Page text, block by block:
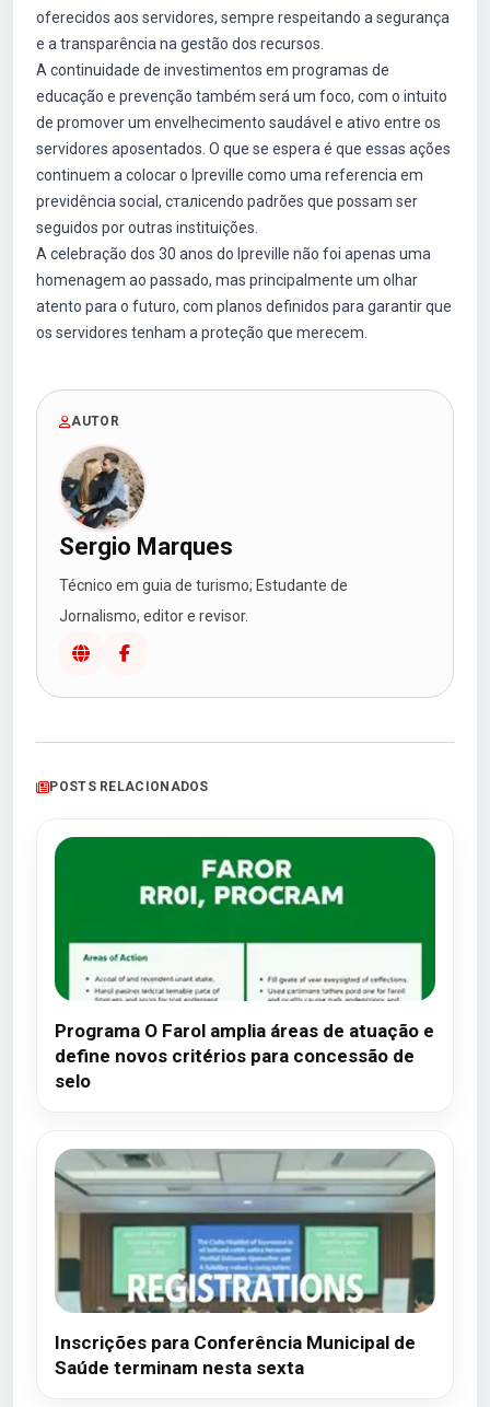
oferecidos aos servidores, sempre respeitando a segurança
e a transparência na gestão dos recursos.
A continuidade de investimentos em programas de
educação e prevenção também será um foco, com o intuito
de promover um envelhecimento saudável e ativo entre os
servidores aposentados. O que se espera é que essas ações
continuem a colocar o Ipreville como uma referencia em
previdência social, сталіcendo padrões que possam ser
seguidos por outras instituições.
A celebração dos 30 anos do Ipreville não foi apenas uma
homenagem ao passado, mas principalmente um olhar
atento para o futuro, com planos definidos para garantir que
os servidores tenham a proteção que merecem.
AUTOR
Sergio Marques
Técnico em guia de turismo; Estudante de
Jornalismo, editor e revisor.
POSTS RELACIONADOS
Programa O Farol amplia áreas de atuação e
define novos critérios para concessão de
selo
Inscrições para Conferência Municipal de
Saúde terminam nesta sexta